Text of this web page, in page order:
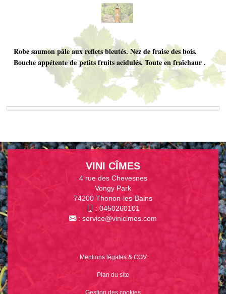
Robe saumon pâle aux reflets bleutés. Nez de fraise des bois.
Bouche appétente de petits fruits acidulés. Toute en fraîchaur .
VINI CÎMES
4 rue des Chevesnes
Vongy Park
74200 Thonon-les-Bains
: 0450260101
: service@vinicimes.com
Mentions légales & CGV
Plan du site
Gestion des cookies